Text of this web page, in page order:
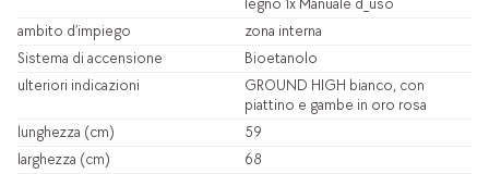
ambito d’impiego
zona interna
Sistema di accensione
Bioetanolo
ulteriori indicazioni
GROUND HIGH bianco, con
piattino e gambe in oro rosa
lunghezza (cm)
59
larghezza (cm)
68